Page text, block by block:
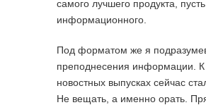
самого лучшего продукта,
информационного.
Под форматом же я
преподнесения информации.
новостных выпусках сейчас
Не вещать, а именно орать.